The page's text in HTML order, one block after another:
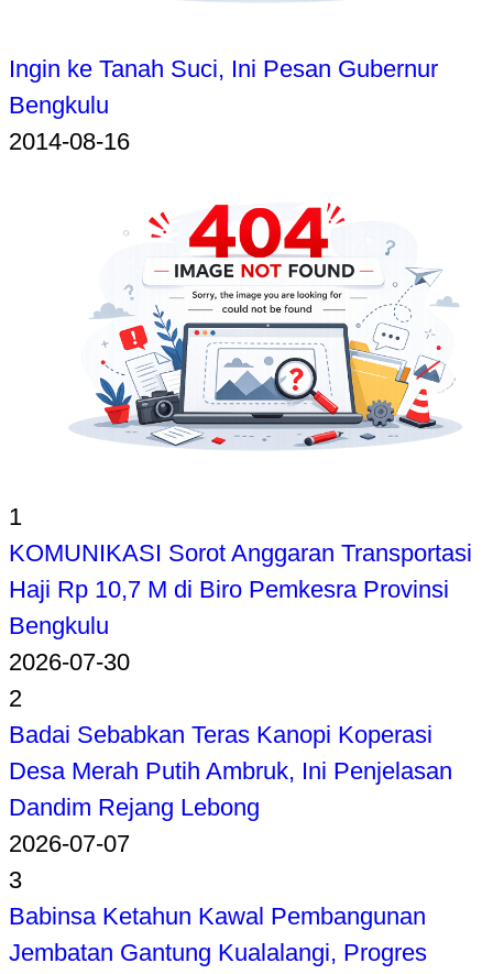
Ingin ke Tanah Suci, Ini Pesan Gubernur
Bengkulu
2014-08-16
1
KOMUNIKASI Sorot Anggaran Transportasi
Haji Rp 10,7 M di Biro Pemkesra Provinsi
Bengkulu
2026-07-30
2
Badai Sebabkan Teras Kanopi Koperasi
Desa Merah Putih Ambruk, Ini Penjelasan
Dandim Rejang Lebong
2026-07-07
3
Babinsa Ketahun Kawal Pembangunan
Jembatan Gantung Kualalangi, Progres